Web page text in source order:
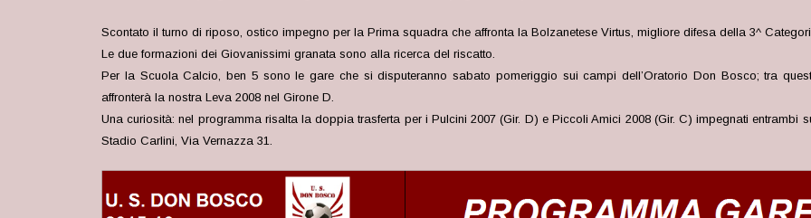
Scontato il turno di riposo, ostico impegno per la Prima squadra che affronta la Bolzanetese Virtus, migliore difesa della 3^
Le due formazioni dei Giovanissimi granata sono alla ricerca del riscatto.
Per la Scuola Calcio, ben 5 sono le gare che si disputeranno sabato pomeriggio sui campi dell’Oratorio Don Bosco; tra
affronterà la nostra Leva 2008 nel Girone D.
Una curiosità: nel programma risalta la doppia trasferta per i Pulcini 2007 (Gir. D) e Piccoli Amici 2008 (Gir. C) impegnati entrambi
Stadio Carlini, Via Vernazza 31.